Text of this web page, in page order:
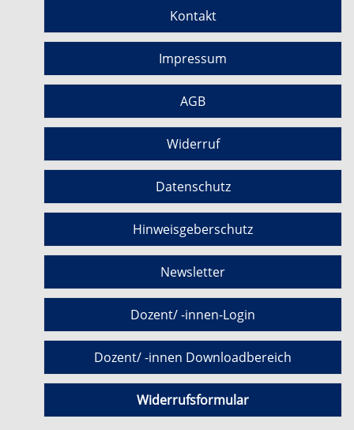
Kontakt
Impressum
AGB
Widerruf
Datenschutz
Hinweisgeberschutz
Newsletter
Dozent/ -innen-Login
Dozent/ -innen Downloadbereich
Widerrufsformular